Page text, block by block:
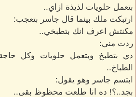
بتعمل حلويات لذيذة ازاي..
ارتبكت ملك بينما قال جاسر بتعجب:
مكنتش اعرف انك بتطبخي..
ردت منى:
دي بتطبخ وبتعمل حلويات وكل
الطباخ..
ابتسم جاسر وهو يقول:
بجد..؟! ده انا طلعت محظوظ بقى..